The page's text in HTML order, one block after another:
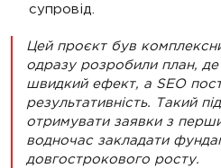
супровід.
Цей проєкт був
одразу розробили план,
швидкий ефект, а SEO
результативність. Такий
отримувати заявки з
водночас закладати
довгострокового росту.